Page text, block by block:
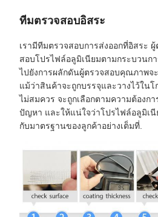
ทีมตรวจสอบอิสระ
เรามีทีมตรวจสอบการส่งออกที่อิสระ
สอบโปรไฟล์อลูมิเนียมตามกระบวนก
ไปยังการผลักดันผู้ตรวจสอบคุณภาพจ
แม้ว่าสินค้าจะถูกบรรจุและวางไว้ใน
ไม่สมควร จะถูกเลือกตามความต้องก
ปัญหา และให้แน่ใจว่าโปรไฟล์อลูมิเนี
กับมาตรฐานของลูกค้าอย่างเต็มที่.